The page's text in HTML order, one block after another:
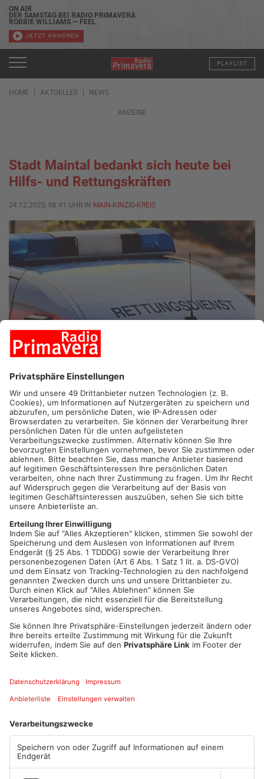
ON AIR
DER SAMSTAG BEI RADIO PRIMAVERA
ROBBIE WILLIAMS — FEEL
JETZT ANHÖREN
PLAYLIST
HOME AKTUELLES NEWS
ANZEIGE
Stadt Maintal bedankt sich heute bei
Hilfs- und Rettungskräften
24.12.2025, 06:41 UHR IN MAIN-KINZIG-KREIS
MAINTAL.Die Stadt Maintal bedankt sich heute am
Heiligabend bei den Hilfs- und Rettungskräften für ihren
Einsatz. Bürgermeisterin Monika Böttcher, Erster Stadtrat Karl-
Heinz Kaiser und Stadtverordnetenvorsteher Martin Fischer
besuchen dazu Polizei, Feuerwehr, DRK und den Stadtverkehr.
Der traditionelle Rundgang beginnt an der Polizeistation in
Maintal.
Artikel teilen
ANZEIGE
Mehr aus Main-